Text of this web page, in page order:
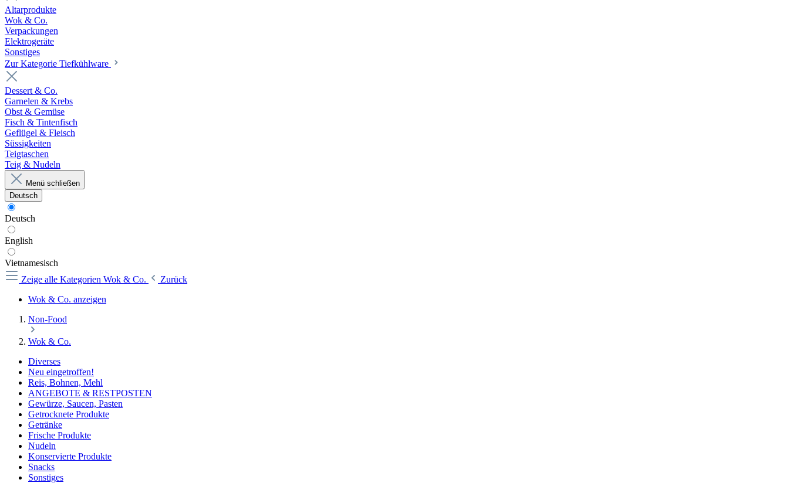
Altarprodukte
Wok & Co.
Verpackungen
Elektrogeräte
Sonstiges
Zur Kategorie Tiefkühlware
Dessert & Co.
Garnelen & Krebs
Obst & Gemüse
Fisch & Tintenfisch
Geflügel & Fleisch
Süssigkeiten
Teigtaschen
Teig & Nudeln
Menü schließen
Deutsch
Deutsch
English
Vietnamesisch
Zeige alle Kategorien Wok & Co.
Zurück
Wok & Co. anzeigen
Non-Food
Wok & Co.
Diverses
Neu eingetroffen!
Reis, Bohnen, Mehl
ANGEBOTE & RESTPOSTEN
Gewürze, Saucen, Pasten
Getrocknete Produkte
Getränke
Frische Produkte
Nudeln
Konservierte Produkte
Snacks
Sonstiges